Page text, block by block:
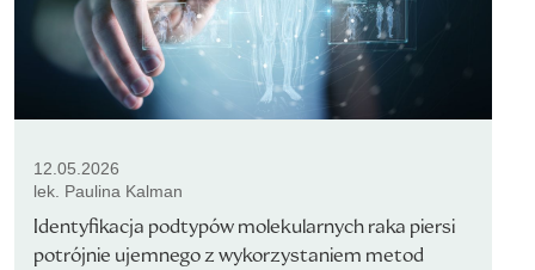
12.05.2026
lek. Paulina Kalman
Identyfikacja podtypów molekularnych raka piersi
potrójnie ujemnego z wykorzystaniem metod